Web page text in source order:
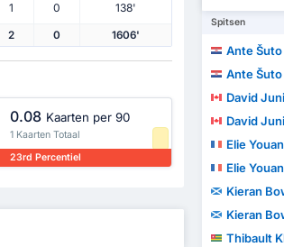
1 0 138'
2 0 1606'
0.08 Kaarten per 90
1 Kaarten Totaal
23rd Percentiel
Spitsen
Ante Šuto
Ante Šuto
David
David
Elie Youan
Elie Youan
Kieran
Kieran
Thibault